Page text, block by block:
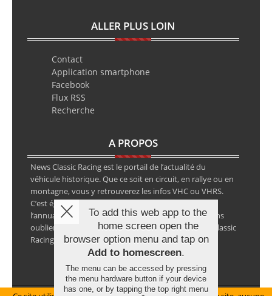
ALLER PLUS LOIN
Contact
Application smartphone
Facebook
Flux RSS
Recherche
A PROPOS
News Classic Racing est le portail de l’actualité du
véhicule historique. Que ce soit en circuit, en rallye ou en
montagne, vous y retrouverez les infos VHC ou VHRS.
C’est également le calendrier des épreuves ainsi que
l’annuaire des spécialistes de la voiture ancienne, sans
oublier les petites annonces avec notre partenaire Classic
Racing Annonces.
To add this web app to the
home screen open the
browser option menu and tap on
Add to homescreen.
The menu can be accessed by pressing
the menu hardware button if your device
has one, or by tapping the top right menu